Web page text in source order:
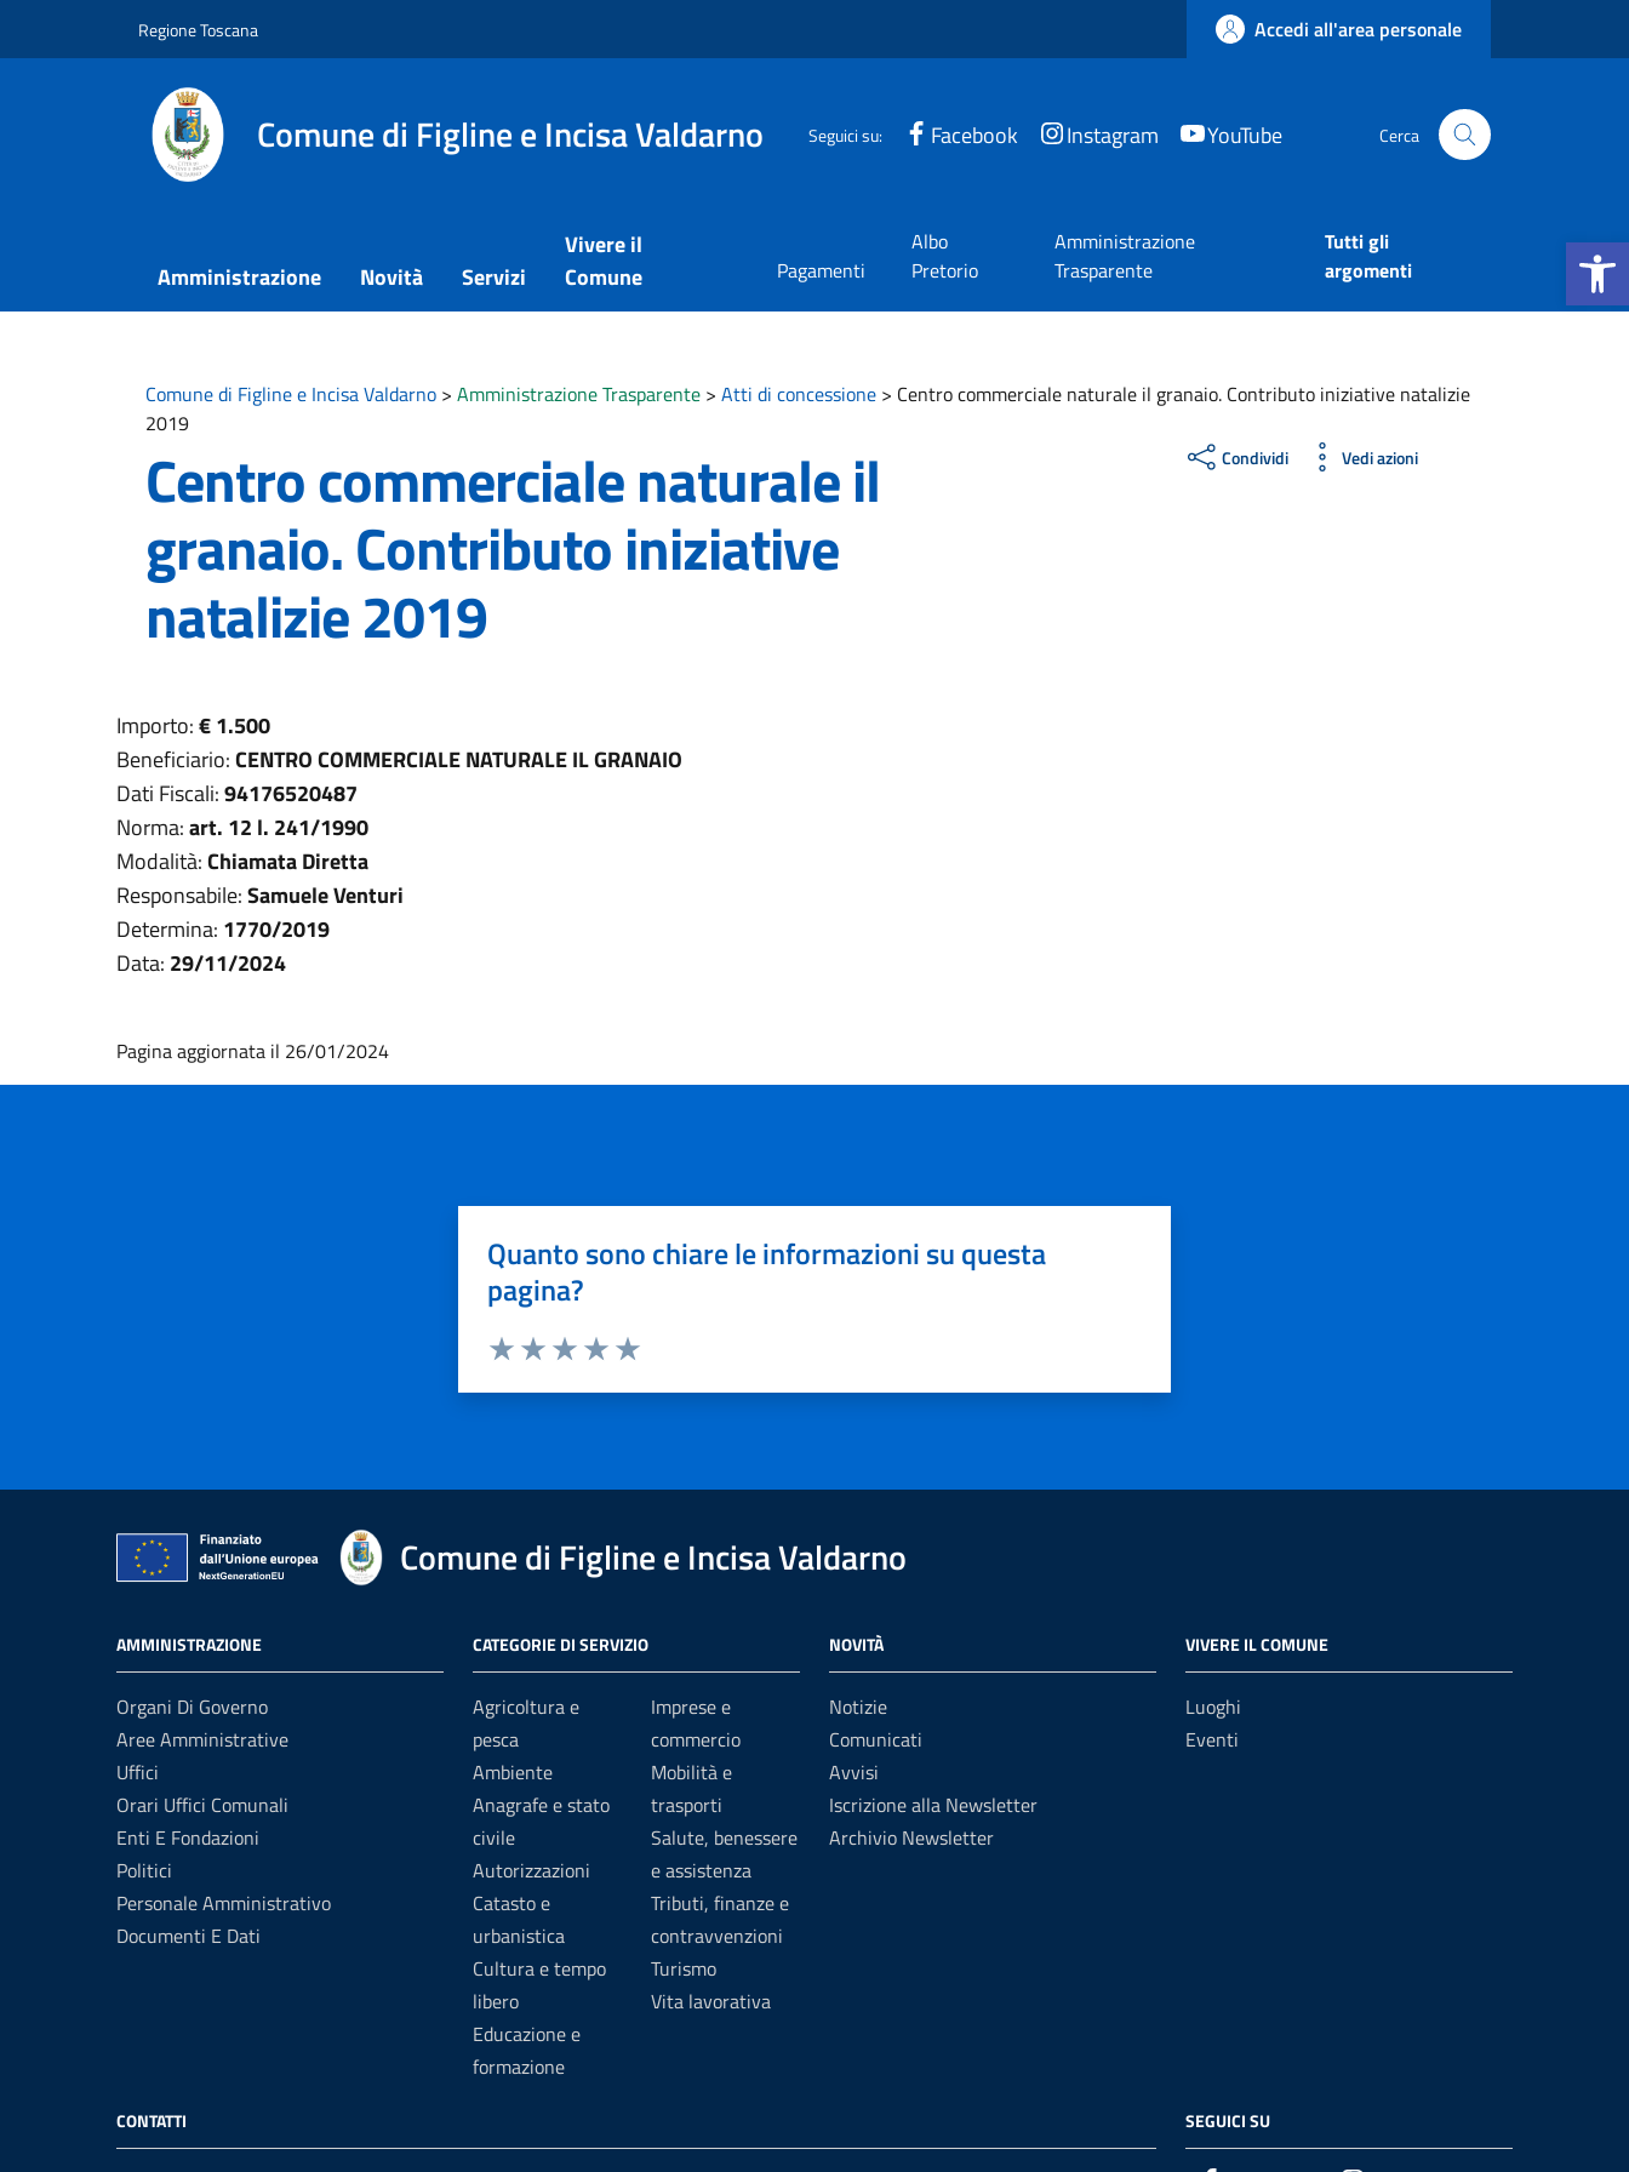
Apri la
Regione Toscana Accedi all'area personale
Comune di Figline e Incisa Valdarno Seguici su: Facebook Instagram YouTube Cerca
Amministrazione Novità Servizi
Vivere il
Comune
Pagamenti
Albo
Pretorio
Amministrazione
Trasparente
Tutti gli
argomenti
Comune di Figline e Incisa Valdarno > Amministrazione Trasparente > Atti di concessione > Centro commerciale naturale il granaio. Contributo iniziative natalizie
2019
Centro commerciale naturale il
granaio. Contributo iniziative
natalizie 2019
Condividi Vedi azioni
Importo:€ 1.500
Beneficiario:CENTRO COMMERCIALE NATURALE IL GRANAIO
Dati Fiscali:94176520487
Norma:art. 12 l. 241/1990
Modalità:Chiamata Diretta
Responsabile:Samuele Venturi
Determina: 1770/2019
Data: 29/11/2024
Pagina aggiornata il 26/01/2024
Quanto sono chiare le informazioni su questa
pagina?
Comune di Figline e Incisa Valdarno
AMMINISTRAZIONE
Organi Di Governo
Aree Amministrative
Uffici
Orari Uffici Comunali
Enti E Fondazioni
Politici
Personale Amministrativo
Documenti E Dati
CATEGORIE DI SERVIZIO
Agricoltura e
pesca
Ambiente
Anagrafe e stato
civile
Autorizzazioni
Catasto e
urbanistica
Cultura e tempo
libero
Educazione e
formazione
Imprese e
commercio
Mobilità e
trasporti
Salute, benessere
e assistenza
Tributi, finanze e
contravvenzioni
Turismo
Vita lavorativa
NOVITÀ
Notizie
Comunicati
Avvisi
Iscrizione alla Newsletter
Archivio Newsletter
VIVERE IL COMUNE
Luoghi
Eventi
CONTATTI SEGUICI SU